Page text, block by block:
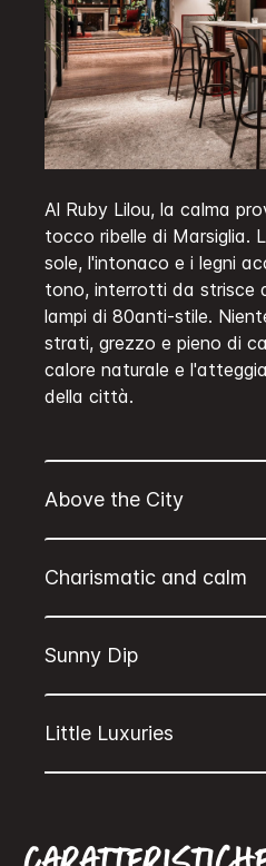
Al Ruby Lilou, la calma
tocco ribelle di Marsiglia.
sole, l'intonaco e i legni
tono, interrotti da strisce
lampi di 80anti-stile.
strati, grezzo e pieno di
calore naturale e
della città.